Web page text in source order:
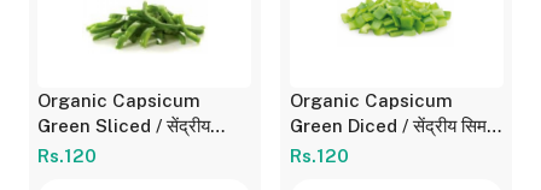
Organic Capsicum
Green Sliced / सेंद्रीय
सिमला मिरची - उभे काप 180
Rs.120
Organic Capsicum
Green Diced / सेंद्रीय सिमला
Rs.120